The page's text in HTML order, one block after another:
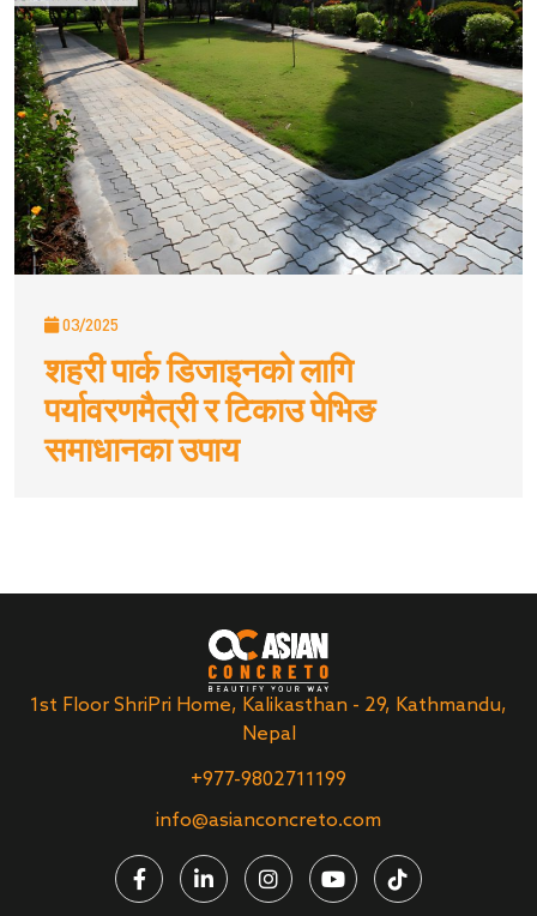
03/2025
शहरी पार्क डिजाइनको लागि
पर्यावरणमैत्री र टिकाउ पेभिङ
समाधानका उपाय
1st Floor ShriPri Home, Kalikasthan - 29, Kathmandu,
Nepal
+977-9802711199
info@asianconcreto.com